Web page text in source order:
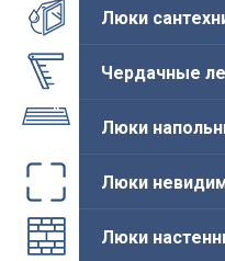
Люки
Чердачные
Люки
Люки
Люки